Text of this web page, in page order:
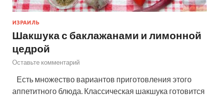
ИЗРАИЛЬ
Шакшука с баклажанами и лимонной
цедрой
Оставьте комментарий
Есть множество вариантов приготовления этого
аппетитного блюда. Классическая шакшука готовится